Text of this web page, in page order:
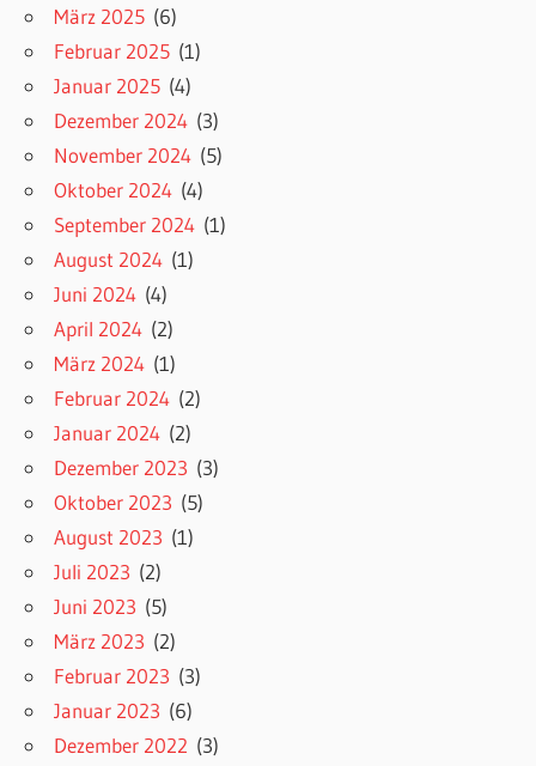
März 2025 (6)
Februar 2025 (1)
Januar 2025 (4)
Dezember 2024 (3)
November 2024 (5)
Oktober 2024 (4)
September 2024 (1)
August 2024 (1)
Juni 2024 (4)
April 2024 (2)
März 2024 (1)
Februar 2024 (2)
Januar 2024 (2)
Dezember 2023 (3)
Oktober 2023 (5)
August 2023 (1)
Juli 2023 (2)
Juni 2023 (5)
März 2023 (2)
Februar 2023 (3)
Januar 2023 (6)
Dezember 2022 (3)